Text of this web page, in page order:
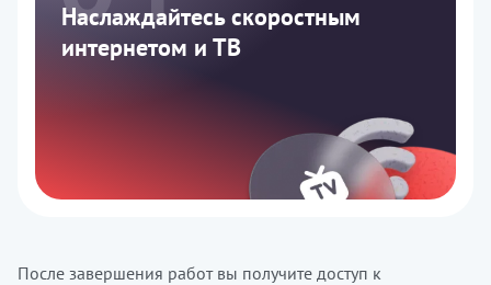
Наслаждайтесь скоростным
интернетом и ТВ
После завершения работ вы получите доступ к